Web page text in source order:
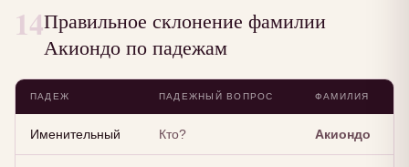
14Правильное склонение фамилии
Акиондо по падежам
ПАДЕЖ ПАДЕЖНЫЙ ВОПРОС ФАМИЛИЯ
Именительный Кто? Акиондо